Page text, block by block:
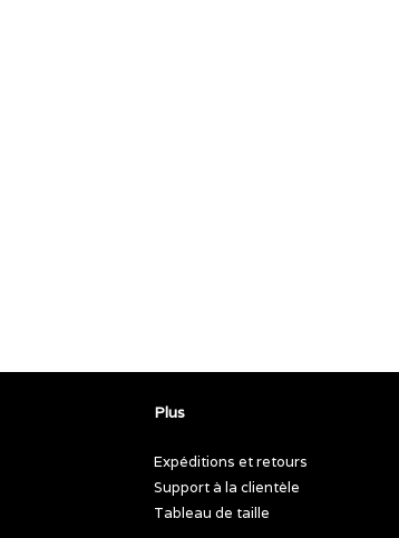
Plus
Expéditions et retours
Support à la clientèle
Tableau de taille